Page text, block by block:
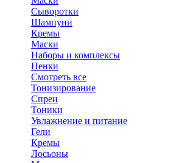
Сыворотки
Шампуни
Кремы
Маски
Наборы и комплексы
Пенки
Смотреть все
Тонизирование
Спреи
Тоники
Увлажнение и питание
Гели
Кремы
Лосьоны